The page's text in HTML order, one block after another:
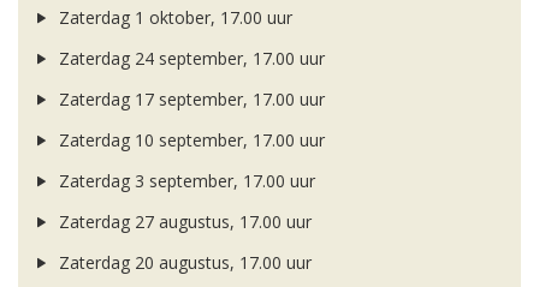
Zaterdag 1 oktober, 17.00 uur
Zaterdag 24 september, 17.00 uur
Zaterdag 17 september, 17.00 uur
Zaterdag 10 september, 17.00 uur
Zaterdag 3 september, 17.00 uur
Zaterdag 27 augustus, 17.00 uur
Zaterdag 20 augustus, 17.00 uur